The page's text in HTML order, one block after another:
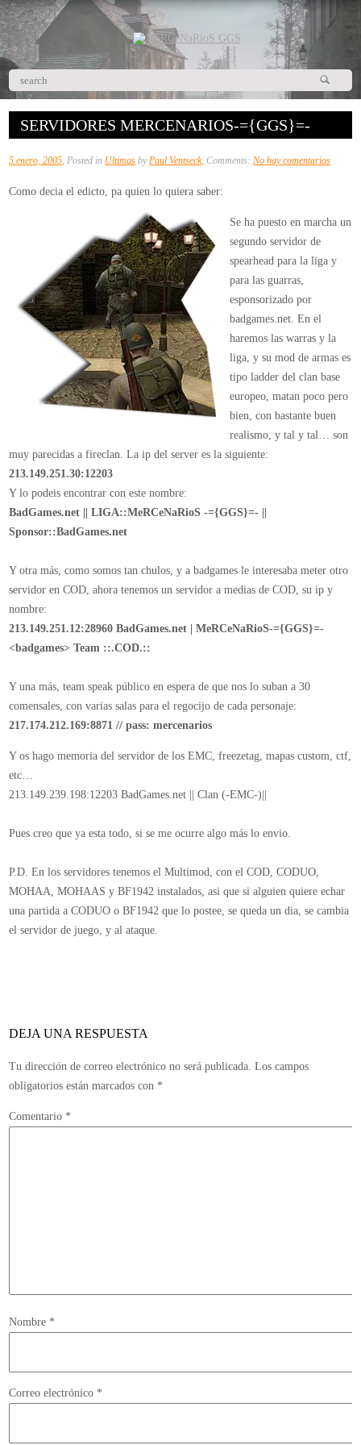
SERVIDORES MERCENARIOS-={GGS}=-
5 enero, 2005, Posted in Ultimas byPaul Ventseck, Comments:No hay comentariosen
=
Como decia el edicto, pa quien lo quiera saber:
Se ha puesto en marcha un
segundo servidor de
spearhead para la liga y
para las guarras,
esponsorizado por
badgames.net. En el
haremos las warras y la
liga, y su mod de armas es
tipo ladder del clan base
europeo, matan poco pero
bien, con bastante buen
realismo, y tal y tal… son
muy parecidas a fireclan. La ip del server es la siguiente:
213.149.251.30:12203
Y lo podeis encontrar con este nombre:
BadGames.net || LIGA::MeRCeNaRioS -={GGS}=- ||
Sponsor::BadGames.net
Y otra más, como somos tan chulos, y a badgames le interesaba meter otro
servidor en COD, ahora tenemos un servidor a medias de COD, su ip y
nombre:
213.149.251.12:28960 BadGames.net | MeRCeNaRioS-={GGS}=-
<badgames> Team ::.COD.::
Y una más, team speak público en espera de que nos lo suban a 30
comensales, con varias salas para el regocijo de cada personaje:
217.174.212.169:8871 // pass: mercenarios
Y os hago memoria del servidor de los EMC, freezetag, mapas custom, ctf,
etc…
213.149.239.198:12203 BadGames.net || Clan (-EMC-)||
Pues creo que ya esta todo, si se me ocurre algo más lo envio.
P.D. En los servidores tenemos el Multimod, con el COD, CODUO,
MOHAA, MOHAAS y BF1942 instalados, asi que si alguien quiere echar
una partida a CODUO o BF1942 que lo postee, se queda un dia, se cambia
el servidor de juego, y al ataque.
DEJA UNA RESPUESTA
Tu dirección de correo electrónico no será publicada. Los campos
obligatorios están marcados con *
Comentario *
Nombre *
Correo electrónico *